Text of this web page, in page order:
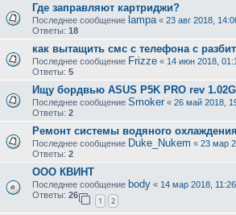
Где заправляют картриджи?
Последнее сообщение lampa « 23 авг 2018,
Ответы: 18
как вытащить смс с телефона с
Последнее сообщение Frizze « 14 июн 2018,
Ответы: 5
Ищу бордвью ASUS P5K PRO rev 1.02G
Последнее сообщение Smoker « 26 май 2018,
Ответы: 2
Ремонт системы водяного охлаждения
Последнее сообщение Duke_Nukem « 23 мар
Ответы: 2
ООО КВИНТ
Последнее сообщение body « 14 мар 2018, 11:26
Ответы: 26
1 2